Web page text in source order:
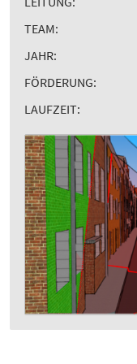
TEAM:
JAHR:
FÖRDERUNG:
LAUFZEIT: